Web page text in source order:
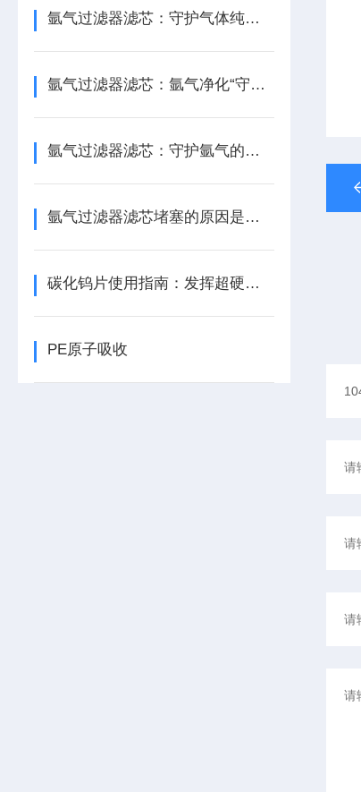
氩气过滤器滤芯：守护气体纯度，保障系统稳定运行
氩气过滤器滤芯：氩气净化“守门人”，保障精密工艺品质
氩气过滤器滤芯：守护氩气的纯净之源
氩气过滤器滤芯堵塞的原因是什么？
碳化钨片使用指南：发挥超硬材料性能
PE原子吸收